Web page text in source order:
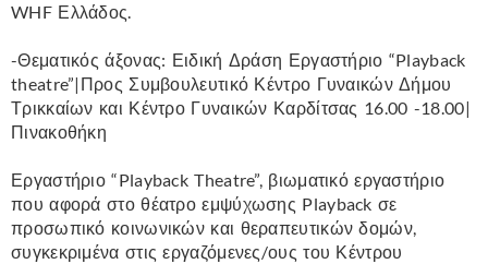
WHF Ελλάδος.
-Θεματικός άξονας: Ειδική Δράση Εργαστήριο “Playback
theatre”|Προς Συμβουλευτικό Κέντρο Γυναικών Δήμου
Τρικκαίων και Κέντρο Γυναικών Καρδίτσας 16.00 -18.00|
Πινακοθήκη
Εργαστήριο “Playback Theatre”, βιωματικό εργαστήριο
που αφορά στο θέατρο εμψύχωσης Playback σε
προσωπικό κοινωνικών και θεραπευτικών δομών,
συγκεκριμένα στις εργαζόμενες/ους του Κέντρου